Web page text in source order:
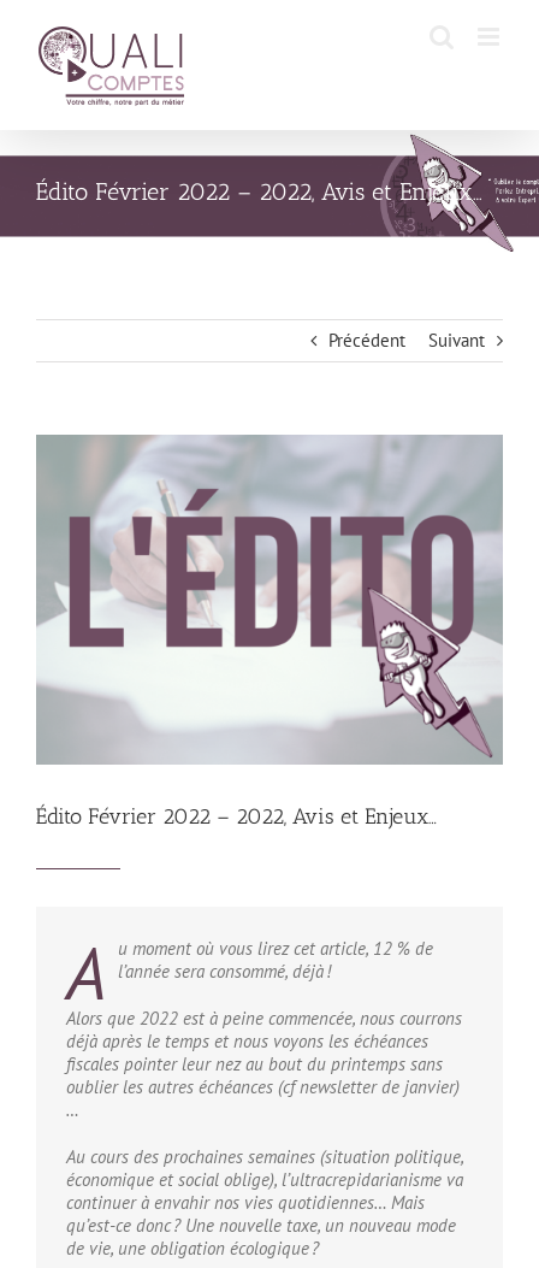
contenu
Édito Février 2022 – 2022, Avis et Enjeux…
Précédent Suivant
Édito Février 2022 – 2022, Avis et Enjeux…
A
u moment où vous lirez cet article, 12 % de
l’année sera consommé, déjà !
Alors que 2022 est à peine commencée, nous courrons
déjà après le temps et nous voyons les échéances
fiscales pointer leur nez au bout du printemps sans
oublier les autres échéances (cf newsletter de janvier)
…
Au cours des prochaines semaines (situation politique,
économique et social oblige), l’ultracrepidarianisme va
continuer à envahir nos vies quotidiennes… Mais
qu’est-ce donc ? Une nouvelle taxe, un nouveau mode
de vie, une obligation écologique ?